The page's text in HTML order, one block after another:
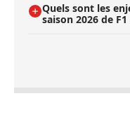
Quels sont les
saison 2026 de F1